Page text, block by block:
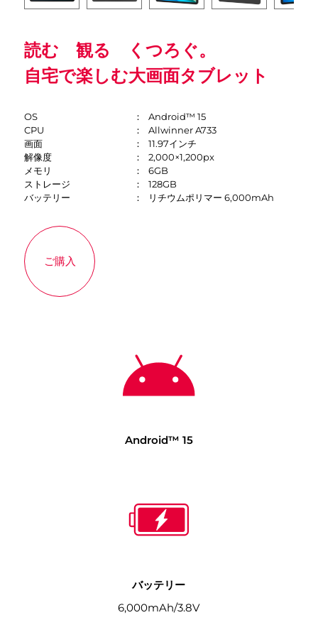
読む 観る くつろぐ。
自宅で楽しむ大画面タブレット
OS
Android™ 15
CPU
Allwinner A733
画面
11.97インチ
解像度
2,000×1,200px
メモリ
6GB
ストレージ
128GB
バッテリー
リチウムポリマー 6,000mAh
ご購入
Android™ 15
バッテリー
6,000mAh/3.8V